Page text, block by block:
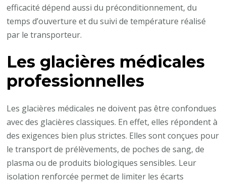
efficacité dépend aussi du préconditionnement, du
temps d’ouverture et du suivi de température réalisé
par le transporteur.
Les glacières médicales
professionnelles
Les glacières médicales ne doivent pas être confondues
avec des glacières classiques. En effet, elles répondent à
des exigences bien plus strictes. Elles sont conçues pour
le transport de prélèvements, de poches de sang, de
plasma ou de produits biologiques sensibles. Leur
isolation renforcée permet de limiter les écarts